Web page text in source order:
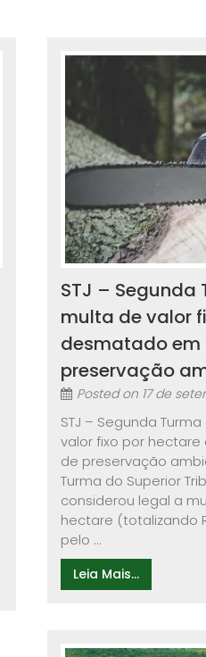
STJ –
multa de valor
desmatado em
preservação
Posted on 17 de
STJ – Segunda
valor fixo por
de preservação
Turma do Superior
considerou legal a
hectare (totalizando
pelo ...
Leia Mais...